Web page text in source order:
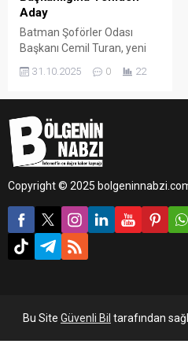
Aday
Batman Şoförler Odası
Başkanı Cemil Turan, yeni
olduğunu duyurdu.
31.10.2025 0 22
Copyright © 2025
Bu Site Güvenli Bil tarafından